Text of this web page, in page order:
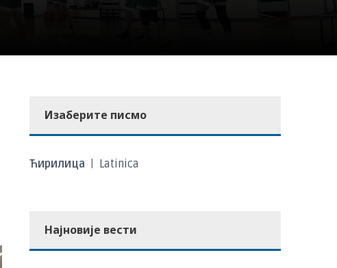
Изаберите писмо
Ћирилица Latinica
Најновије вести